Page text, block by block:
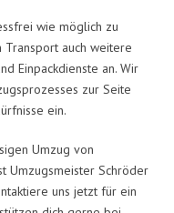
wie möglich zu
auch weitere
Einpackdienste an. Wir
zur Seite
ein.
Umzug von
Umzugsmeister Schröder
uns jetzt für ein